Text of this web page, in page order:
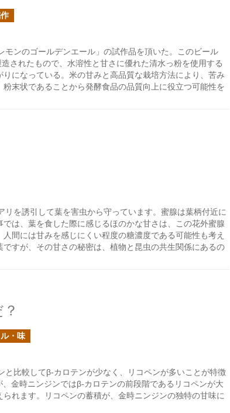
モンのゴールデンエール」の試作品を頂いた。このビール
されたもので、水溶性と甘さに優れた清水っ粉を使用する
になっている。米の甘みと高品質な栽培方法により、苦み
末状であることから発酵食品の品質向上に役立つ可能性を
を誘引して葉を害虫から守っています。蜜腺は葉柄付近に
は、葉を食した際に感じるほのかな甘さは、この花外蜜腺
間には甘みを感じにくい程度の糖濃度である可能性も考え
すが、その甘さの秘密は、植物と昆虫の共生関係にあるの
・味
と比較してβ-カロテンが少なく、リコペンが多いことが特徴
金時ニンジンではβ-カロテンの前段階であるリコペンが大
れます。リコペンの蓄積が、金時ニンジンの独特の甘味に